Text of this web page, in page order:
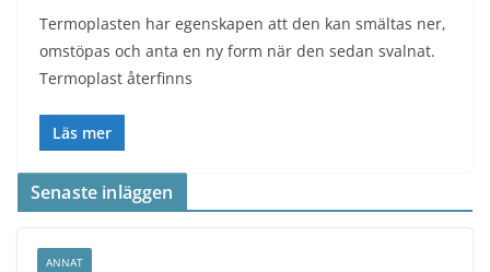
Termoplasten har egenskapen att den kan smältas ner,
omstöpas och anta en ny form när den sedan svalnat.
Termoplast återfinns
Läs mer
Senaste inläggen
ANNAT